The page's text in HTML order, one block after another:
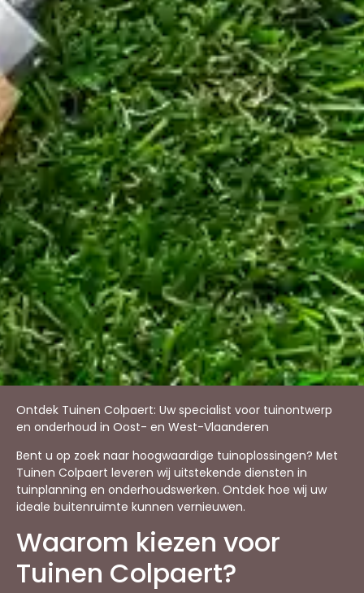
Ontdek Tuinen Colpaert: Uw specialist voor tuinontwerp
en onderhoud in Oost- en West-Vlaanderen
Bent u op zoek naar hoogwaardige tuinoplossingen? Met
Tuinen Colpaert leveren wij uitstekende diensten in
tuinplanning en onderhoudswerken. Ontdek hoe wij uw
ideale buitenruimte kunnen vernieuwen.
Waarom kiezen voor
Tuinen Colpaert?